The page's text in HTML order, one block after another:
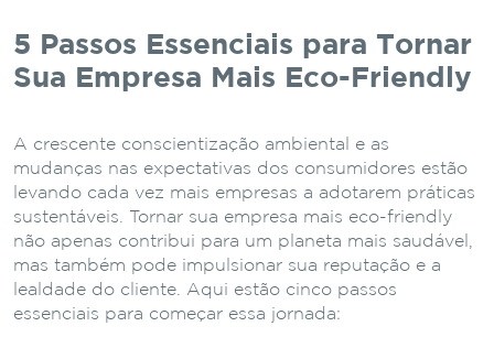
5 Passos Essenciais para Tornar
Sua Empresa Mais Eco-Friendly
A crescente conscientização ambiental e as
mudanças nas expectativas dos consumidores estão
levando cada vez mais empresas a adotarem práticas
sustentáveis. Tornar sua empresa mais eco-friendly
não apenas contribui para um planeta mais saudável,
mas também pode impulsionar sua reputação e a
lealdade do cliente. Aqui estão cinco passos
essenciais para começar essa jornada: